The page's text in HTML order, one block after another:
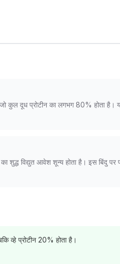
जो कुल दूध प्रोटीन का लगभग 80%
शुद्ध विद्युत आवेश शून्य होता है। इस बिंदु
व्हे प्रोटीन 20% होता है।